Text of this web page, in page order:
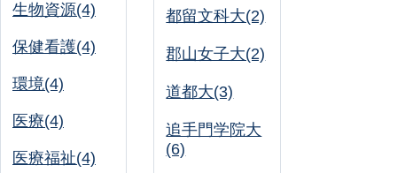
生物資源(4)
保健看護(4)
環境(4)
医療(4)
医療福祉(4)
都留文科大(2)
郡山女子大(2)
道都大(3)
追手門学院大
(6)